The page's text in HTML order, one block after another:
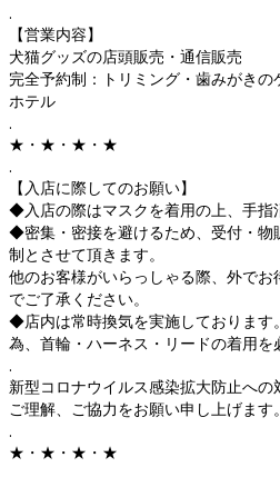
.
【営業内容】
犬猫グッズの店頭販売・通信販売
完全予約制：トリミング・歯みがき
ホテル
.
★・★・★・★
.
【入店に際してのお願い】
◆入店の際はマスクを着用の上、手指
◆密集・密接を避けるため、受付・物
制とさせて頂きます。
他のお客様がいらっしゃる際、外で
でご了承ください。
◆店内は常時換気を実施しております
為、首輪・ハーネス・リードの着用を
.
新型コロナウイルス感染拡大防止への
ご理解、ご協力をお願い申し上げます。
.
★・★・★・★